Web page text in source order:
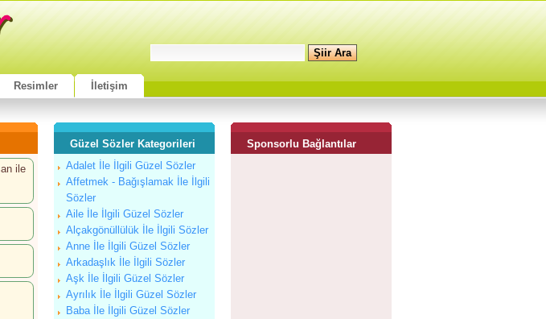
Resimler İletişim
ile
Güzel Sözler Kategorileri
Adalet İle İlgili Güzel Sözler
Affetmek - Bağışlamak İle İlgili
Sözler
Aile İle İlgili Güzel Sözler
Alçakgönüllülük İle İlgili Sözler
Anne İle İlgili Güzel Sözler
Arkadaşlık İle İlgili Sözler
Aşk İle İlgili Güzel Sözler
Ayrılık İle İlgili Güzel Sözler
Baba İle İlgili Güzel Sözler
Sponsorlu Bağlantılar